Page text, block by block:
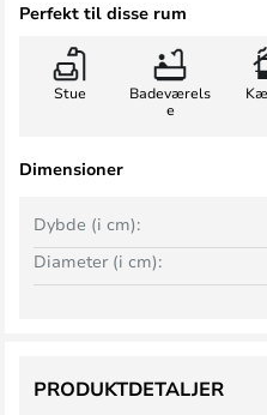
Perfekt til disse rum
Stue
Badeværels
e
Dimensioner
Dybde (i cm):
Diameter (i cm):
PRODUKTDETALJER